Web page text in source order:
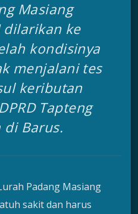
Masiang
ke
kondisinya
menjalani tes
keributan
Tapteng
di Barus.
Padang Masiang
sakit dan harus